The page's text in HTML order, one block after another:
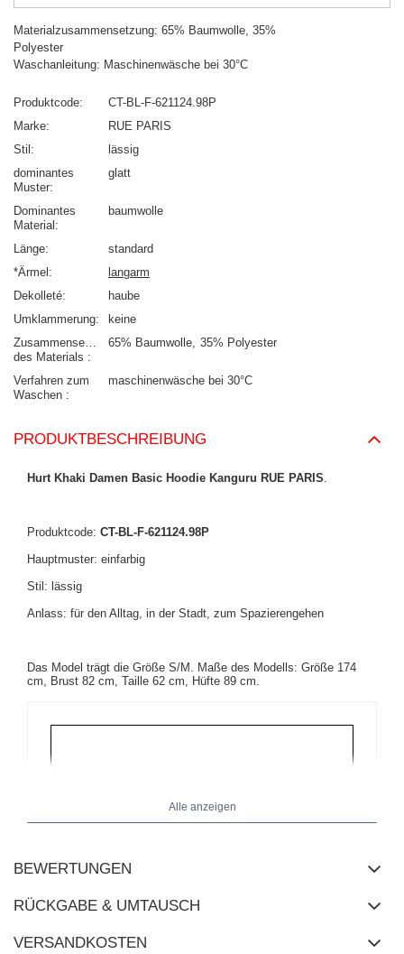
Materialzusammensetzung: 65% Baumwolle, 35%
Polyester
Waschanleitung: Maschinenwäsche bei 30°C
Produktcode
CT-BL-F-621124.98P
Marke
RUE PARIS
Stil
lässig
dominantes
Muster
glatt
Dominantes
Material
baumwolle
Länge
standard
*Ärmel
langarm
Dekolleté
haube
Umklammerung
keine
Zusammensetzung
des Materials
65% Baumwolle 35% Polyester
Verfahren zum
Waschen
maschinenwäsche bei 30°C
PRODUKTBESCHREIBUNG
Hurt Khaki Damen Basic Hoodie Kanguru RUE PARIS
Produktcode: CT-BL-F-621124.98P
Hauptmuster: einfarbig
Stil: lässig
Anlass: für den Alltag, in der Stadt, zum Spazierengehen
Das Model trägt die Größe S/M. Maße des Modells: Größe 174
cm, Brust 82 cm, Taille 62 cm, Hüfte 89 cm.
Alle anzeigen
BEWERTUNGEN
RÜCKGABE & UMTAUSCH
VERSANDKOSTEN